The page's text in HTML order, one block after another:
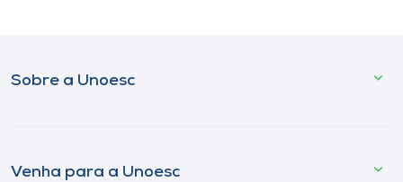
Sobre a Unoesc
Venha para a Unoesc